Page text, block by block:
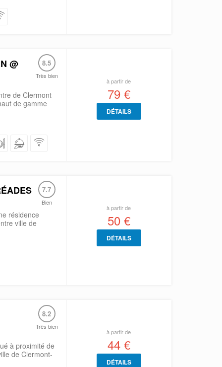
@ 8.5
Très bien
de Clermont
de gamme
à partir de
79 €
DÉTAILS
7.7
Bien
résidence
ville de
à partir de
50 €
DÉTAILS
8.2
Très bien
à proximité de
de Clermont-
à partir de
44 €
DÉTAILS